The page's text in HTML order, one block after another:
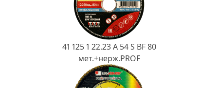
41 125 1 22.23 A 54 S BF 80
мет.+нерж.PROF